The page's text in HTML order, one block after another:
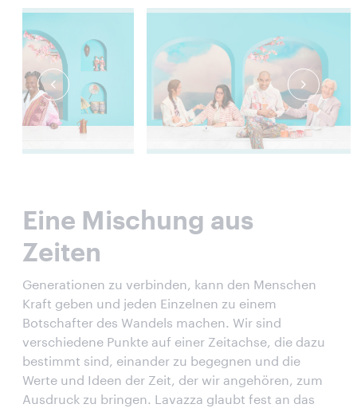
Eine Mischung aus
Zeiten
Generationen zu verbinden, kann den Menschen
Kraft geben und jeden Einzelnen zu einem
Botschafter des Wandels machen. Wir sind
verschiedene Punkte auf einer Zeitachse, die dazu
bestimmt sind, einander zu begegnen und die
Werte und Ideen der Zeit, der wir angehören, zum
Ausdruck zu bringen. Lavazza glaubt fest an das